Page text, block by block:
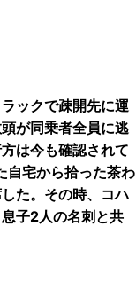
ックで疎開先に運
が同乗者全員に逃
は今も確認されて
自宅から拾った茶わ
た。その時、コハ
子2人の名刺と共